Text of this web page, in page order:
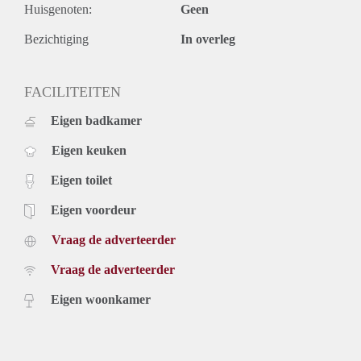
verhoging.
Voor meer informatie en het inplannen van een bezichtiging
Huisgenoten: Geen
Bezichtiging In overleg
FACILITEITEN
Eigen badkamer
Eigen keuken
Eigen toilet
Eigen voordeur
Vraag de adverteerder
Vraag de adverteerder
Eigen woonkamer